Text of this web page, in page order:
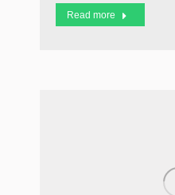
Read more